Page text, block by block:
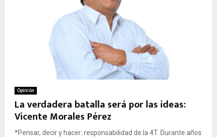
Opinión
La verdadera batalla será por las ideas:
Vicente Morales Pérez
*Pensar, decir y hacer: responsabilidad de la 4T. Durante años